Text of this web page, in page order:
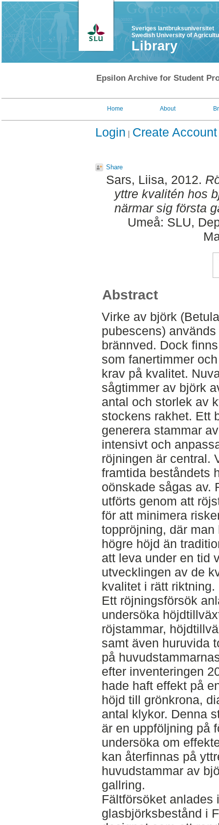
Sveriges lantbruksuniversitet
Swedish University of
Library
Epsilon Archive for Student
Home About
Login Create Account
Share
Sars, Liisa, 2012.
yttre kvalitén hos
närmar sig första
Umeå: SLU,
Abstract
Virke av björk
pubescens)
brännved. Dock
som fanertimmer
krav på kvalitet.
sågtimmer av björk
antal och storlek av
stockens rakhet. Ett
generera stammar
intensivt och
röjningen är central.
framtida beståndets
oönskade sågas av.
utförts genom att
för att minimera
toppröjning, där
högre höjd än
att leva under en tid
utvecklingen av de
kvalitet i rätt riktning.
Ett röjningsförsök
undersöka
röjstammar,
samt även huruvida
på
efter inventeringen
hade haft effekt på
höjd till grönkrona,
antal klykor. Denna
är en uppföljning på
undersöka om
kan återfinnas på
huvudstammar av
gallring.
Fältförsöket anlades
glasbjörksbestånd i